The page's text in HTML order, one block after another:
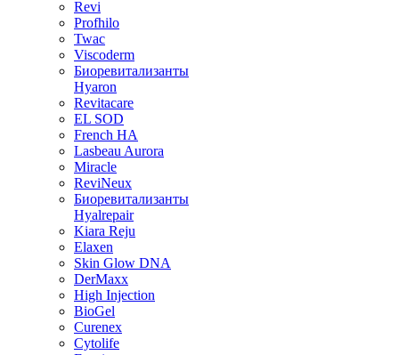
Revi
Profhilo
Twac
Viscoderm
Биоревитализанты
Hyaron
Revitacare
EL SOD
French HA
Lasbeau Aurora
Miracle
ReviNeux
Биоревитализанты
Hyalrepair
Kiara Reju
Elaxen
Skin Glow DNA
DerMaxx
High Injection
BioGel
Curenex
Cytolife